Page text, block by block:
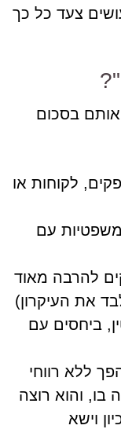
צעד כל כך
בסכום
לקוחות או
עם
להרבה מאוד
את העיקרון)
ביחסים עם
ללא רווחי
והוא רוצה
וישא